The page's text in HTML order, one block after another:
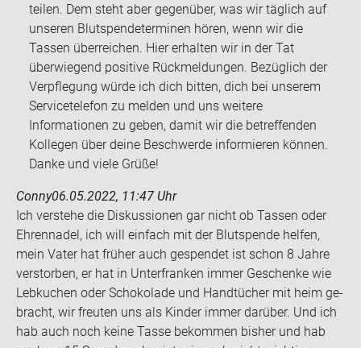
teilen. Dem steht aber gegenüber, was wir täglich auf
unseren Blutspendeterminen hören, wenn wir die
Tassen überreichen. Hier erhalten wir in der Tat
überwiegend positive Rückmeldungen. Bezüglich der
Verpflegung würde ich dich bitten, dich bei unserem
Servicetelefon zu melden und uns weitere
Informationen zu geben, damit wir die betreffenden
Kollegen über deine Beschwerde informieren können.
Danke und viele Grüße!
Conny06.05.2022, 11:47 Uhr
Ich ver­ste­he die Dis­kus­sio­nen gar nicht ob Tas­sen oder
Eh­ren­na­del, ich will ein­fach mit der Blut­spen­de hel­fen,
mein Vater hat frü­her auch ge­spen­det ist schon 8 Jahre
ver­stor­ben, er hat in Un­ter­fran­ken immer Ge­schen­ke wie
Leb­ku­chen oder Scho­ko­la­de und Hand­tü­cher mit heim ge­
bracht, wir freu­ten uns als Kin­der immer dar­über. Und ich
hab auch noch keine Tasse be­kom­men bis­her und hab